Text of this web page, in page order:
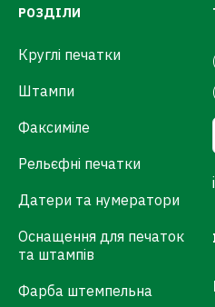
РОЗДІЛИ
Круглі печатки
Штампи
Факсиміле
Рельєфні печатки
Датери та нумератори
Оснащення для печаток
та штампів
Фарба штемпельна